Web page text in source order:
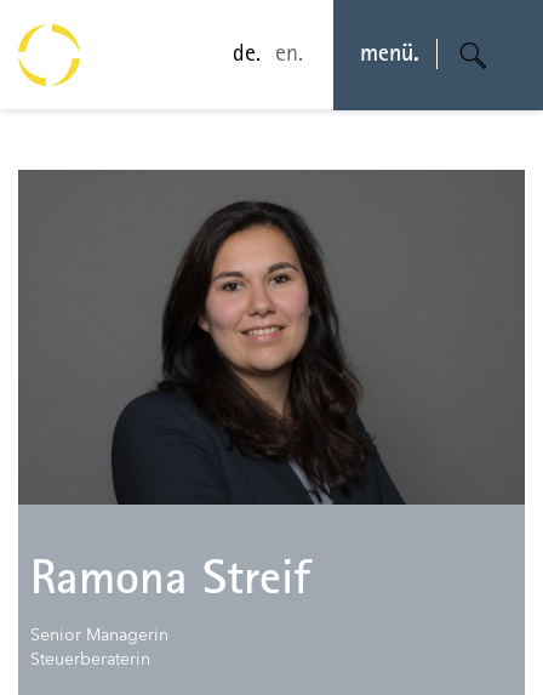
de. en. menü.
Ramona Streif
Senior Managerin
Steuerberaterin